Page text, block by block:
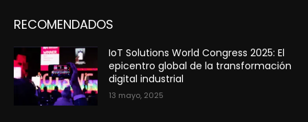
RECOMENDADOS
IoT Solutions World Congress 2025: El
epicentro global de la transformación
digital industrial
13 mayo, 2025